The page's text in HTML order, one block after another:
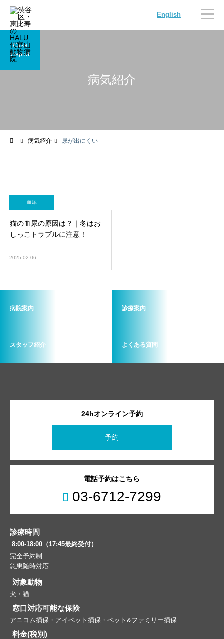
English
画像診断科
病気紹介
Case
Report
病気紹介 尿が出にくい
血尿
猫の血尿の原因は？｜冬はお
しっこトラブルに注意！
2025.02.06
病院案内 診療案内
スタッフ紹介 よくある質問
24hオンライン予約
予約
電話予約はこちら
03-6712-7299
診療時間
8:00-18:00（17:45最終受付）
完全予約制
急患随時対応
対象動物
犬・猫
窓口対応可能な保険
アニコム損保・アイペット損保・ペット&ファミリー損保
料金(税別)